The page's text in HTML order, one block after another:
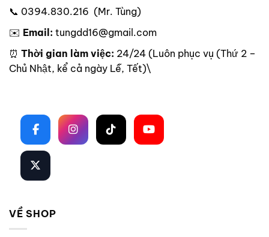
📞 0394.830.216 (Mr. Tùng)
✉️ Email: tungdd16@gmail.com
⏰ Thời gian làm việc: 24/24 (Luôn phục vụ (Thứ 2 –
Chủ Nhật, kể cả ngày Lễ, Tết)\
VỀ SHOP